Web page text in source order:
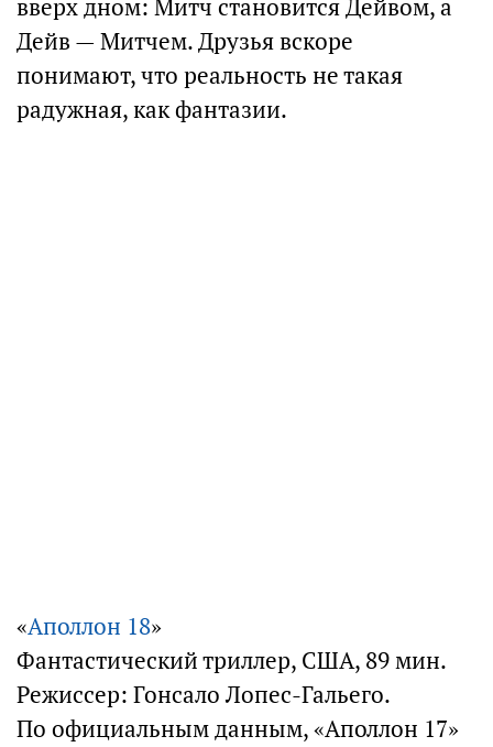
вверх дном: Митч становится Дейвом, а
Дейв — Митчем. Друзья вскоре
понимают, что реальность не такая
радужная, как фантазии.
«Аполлон 18»
Фантастический триллер, США, 89 мин.
Режиссер: Гонсало Лопес-Гальего.
По официальным данным, «Аполлон 17»